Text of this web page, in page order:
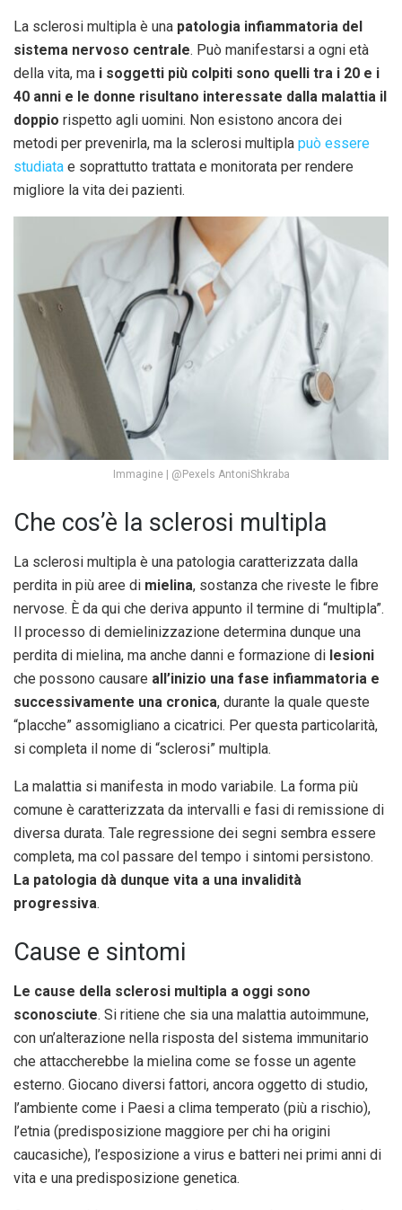
La sclerosi multipla è una patologia infiammatoria del
sistema nervoso centrale. Può manifestarsi a ogni età
della vita, ma i soggetti più colpiti sono quelli tra i 20 e i
40 anni e le donne risultano interessate dalla malattia il
doppio rispetto agli uomini. Non esistono ancora dei
metodi per prevenirla, ma la sclerosi multipla può essere
studiata e soprattutto trattata e monitorata per rendere
migliore la vita dei pazienti.
Immagine | @Pexels AntoniShkraba
Che cos’è la sclerosi multipla
La sclerosi multipla è una patologia caratterizzata dalla
perdita in più aree di mielina, sostanza che riveste le fibre
nervose. È da qui che deriva appunto il termine di “multipla”.
Il processo di demielinizzazione determina dunque una
perdita di mielina, ma anche danni e formazione di lesioni
che possono causare all’inizio una fase infiammatoria e
successivamente una cronica, durante la quale queste
“placche” assomigliano a cicatrici. Per questa particolarità,
si completa il nome di “sclerosi” multipla.
La malattia si manifesta in modo variabile. La forma più
comune è caratterizzata da intervalli e fasi di remissione di
diversa durata. Tale regressione dei segni sembra essere
completa, ma col passare del tempo i sintomi persistono.
La patologia dà dunque vita a una invalidità
progressiva.
Cause e sintomi
Le cause della sclerosi multipla a oggi sono
sconosciute. Si ritiene che sia una malattia autoimmune,
con un’alterazione nella risposta del sistema immunitario
che attaccherebbe la mielina come se fosse un agente
esterno. Giocano diversi fattori, ancora oggetto di studio,
l’ambiente come i Paesi a clima temperato (più a rischio),
l’etnia (predisposizione maggiore per chi ha origini
caucasiche), l’esposizione a virus e batteri nei primi anni di
vita e una predisposizione genetica.